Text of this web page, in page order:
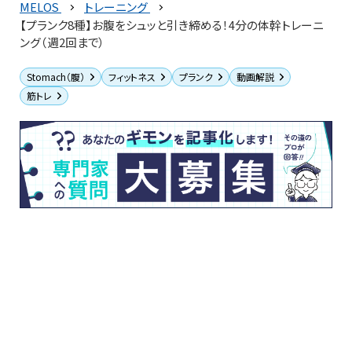
MELOS
トレーニング
【プランク8種】お腹をシュッと引き締める！4分の体幹トレーニ
ング（週2回まで）
Stomach（腹） フィットネス プランク
動画解説
筋トレ